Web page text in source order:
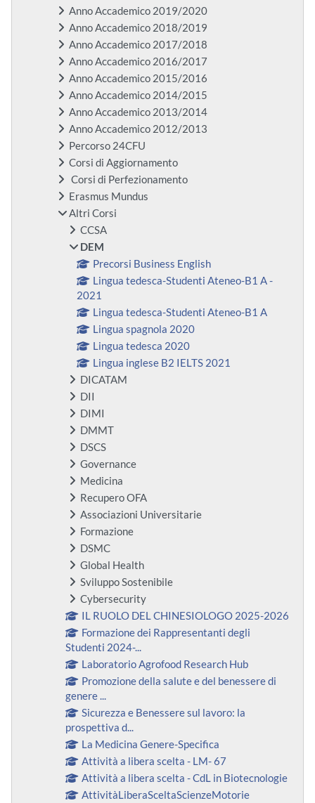
Anno Accademico 2019/2020
Anno Accademico 2018/2019
Anno Accademico 2017/2018
Anno Accademico 2016/2017
Anno Accademico 2015/2016
Anno Accademico 2014/2015
Anno Accademico 2013/2014
Anno Accademico 2012/2013
Percorso 24CFU
Corsi di Aggiornamento
Corsi di Perfezionamento
Erasmus Mundus
Altri Corsi
CCSA
DEM
Precorsi Business English
Lingua tedesca-Studenti Ateneo-B1 A -
2021
Lingua tedesca-Studenti Ateneo-B1 A
Lingua spagnola 2020
Lingua tedesca 2020
Lingua inglese B2 IELTS 2021
DICATAM
DII
DIMI
DMMT
DSCS
Governance
Medicina
Recupero OFA
Associazioni Universitarie
Formazione
DSMC
Global Health
Sviluppo Sostenibile
Cybersecurity
IL RUOLO DEL CHINESIOLOGO 2025-2026
Formazione dei Rappresentanti degli
Studenti 2024-...
Laboratorio Agrofood Research Hub
Promozione della salute e del benessere di
genere ...
Sicurezza e Benessere sul lavoro: la
prospettiva d...
La Medicina Genere-Specifica
Attività a libera scelta - LM- 67
Attività a libera scelta - CdL in Biotecnologie
AttivitàLiberaSceltaScienzeMotorie